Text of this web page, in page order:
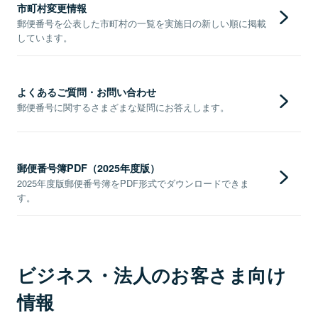
市町村変更情報
郵便番号を公表した市町村の一覧を実施日の新しい順に掲載
しています。
よくあるご質問・お問い合わせ
郵便番号に関するさまざまな疑問にお答えします。
郵便番号簿PDF（2025年度版）
2025年度版郵便番号簿をPDF形式でダウンロードできま
す。
ビジネス・法人のお客さま向け
情報